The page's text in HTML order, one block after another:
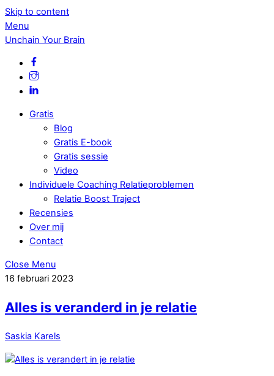
Skip to content
Menu
Unchain Your Brain
Gratis
Blog
Gratis E-book
Gratis sessie
Video
Individuele Coaching Relatieproblemen
Relatie Boost Traject
Recensies
Over mij
Contact
Close Menu
16 februari 2023
Alles is veranderd in je relatie
Saskia Karels